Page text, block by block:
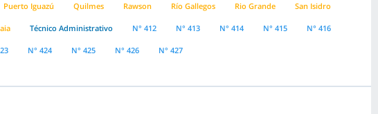
Puerto Iguazú Quilmes Rawson Río Gallegos Rio Grande San Isidro
Técnico Administrativo N° 412 N° 413 N° 414 N° 415 N° 416
N° 424 N° 425 N° 426 N° 427